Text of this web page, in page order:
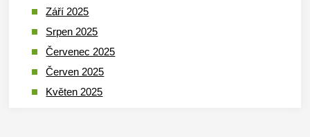
Září 2025
Srpen 2025
Červenec 2025
Červen 2025
Květen 2025